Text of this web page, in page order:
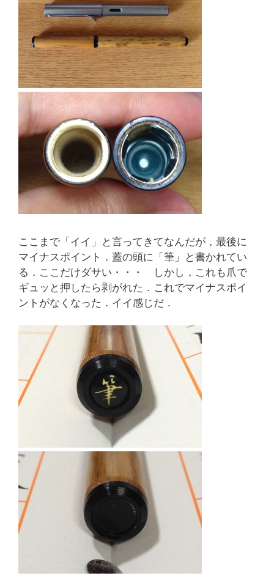
ここまで「イイ」と言ってきてなんだが，最後に
マイナスポイント．蓋の頭に「筆」と書かれてい
る．ここだけダサい・・・ しかし，これも爪で
ギュッと押したら剥がれた．これでマイナスポイ
ントがなくなった．イイ感じだ．